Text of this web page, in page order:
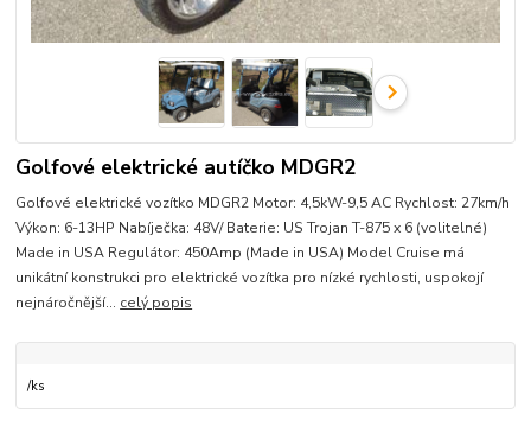
Golfové elektrické autíčko MDGR2
Golfové elektrické vozítko MDGR2 Motor: 4,5kW-9,5 AC Rychlost: 27km/h
Výkon: 6-13HP Nabíječka: 48V/ Baterie: US Trojan T-875 x 6 (volitelné)
Made in USA Regulátor: 450Amp (Made in USA) Model Cruise má
unikátní konstrukci pro elektrické vozítka pro nízké rychlosti, uspokojí
nejnáročnější... celý popis
/ks